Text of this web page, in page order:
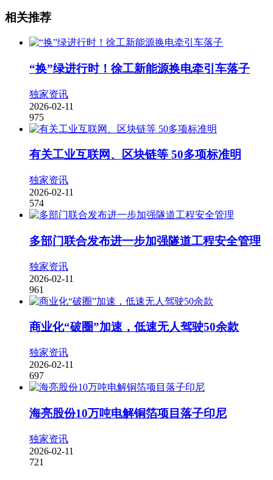
相关推荐
“换”绿进行时！徐工新能源换电牵引车落子
独家资讯
2026-02-11
975
有关工业互联网、区块链等 50多项标准明
独家资讯
2026-02-11
574
多部门联合发布进一步加强隧道工程安全管理
独家资讯
2026-02-11
961
商业化“破圈”加速，低速无人驾驶50余款
独家资讯
2026-02-11
697
海亮股份10万吨电解铜箔项目落子印尼
独家资讯
2026-02-11
721